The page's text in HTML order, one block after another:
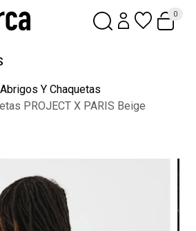
0
Abrigos Y Chaquetas
PROJECT X PARIS Beige